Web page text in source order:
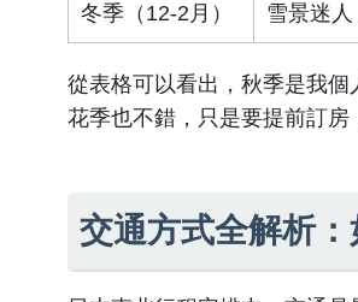
冬季（12-2月） 雪景迷
從表格可以看出，秋季是我
花季也不錯，只是要提前訂房
交通方式全解析